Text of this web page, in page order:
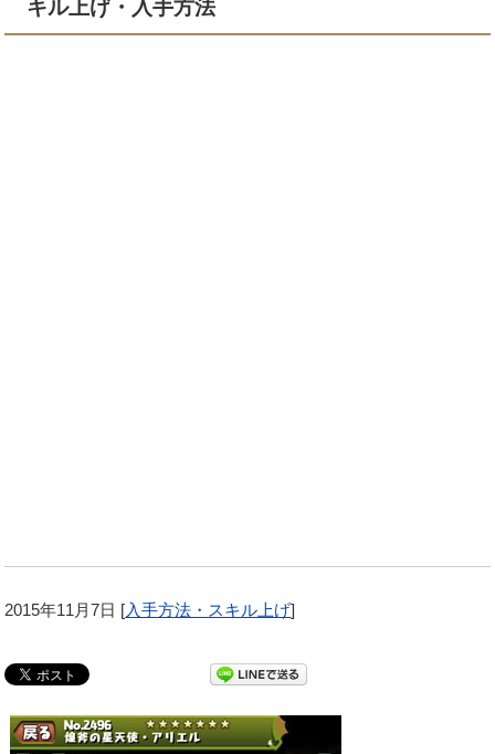
キル上げ・入手方法
2015年11月7日 [入手方法・スキル上げ]